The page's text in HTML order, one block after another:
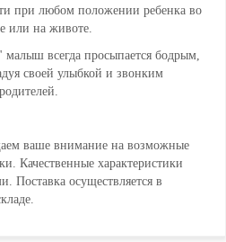
при любом положении ребенка во
или на животе.
всегда просыпается бодрым,
своей улыбкой и звонким
ваше внимание на возможные
Качественные характеристики
Поставка осуществляется в